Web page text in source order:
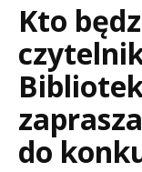
Kto
do